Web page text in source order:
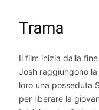
Trama
Il film inizia dalla
Josh raggiungono
loro una posseduta
per liberare la